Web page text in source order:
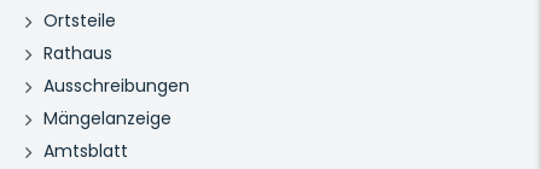
Ortsteile
Rathaus
Ausschreibungen
Mängelanzeige
Amtsblatt